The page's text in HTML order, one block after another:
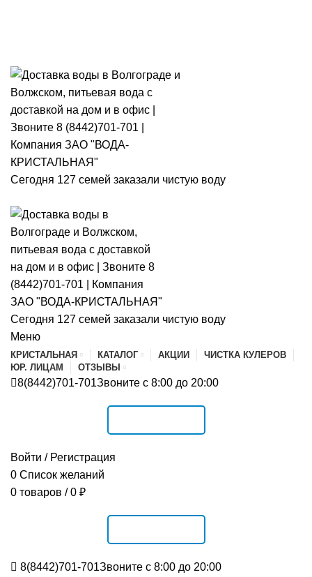
Сегодня 127 семей заказали чистую воду
Сегодня 127 семей заказали чистую воду
Меню
КРИСТАЛЬНАЯ КАТАЛОГ АКЦИИ
ЧИСТКА КУЛЕРОВ
ЮР. ЛИЦАМ
ОТЗЫВЫ
8(8442)701-701Звоните с 8:00 до 20:00
Войти / Регистрация
0 Список желаний
0 товаров / 0 ₽
8(8442)701-701Звоните с 8:00 до 20:00